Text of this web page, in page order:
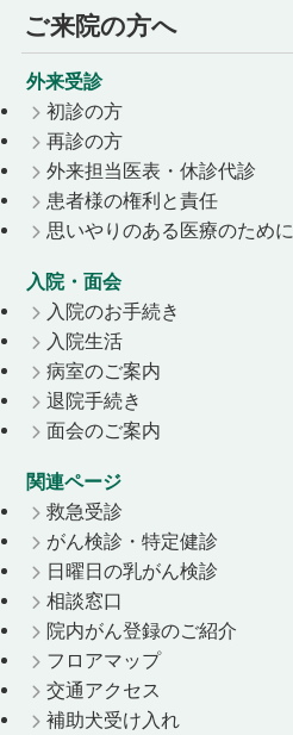
ご来院の方へ
外来受診
初診の方
再診の方
外来担当医表・休診代診
患者様の権利と責任
思いやりのある医療のために
入院・面会
入院のお手続き
入院生活
病室のご案内
退院手続き
面会のご案内
関連ページ
救急受診
がん検診・特定健診
日曜日の乳がん検診
相談窓口
院内がん登録のご紹介
フロアマップ
交通アクセス
補助犬受け入れ